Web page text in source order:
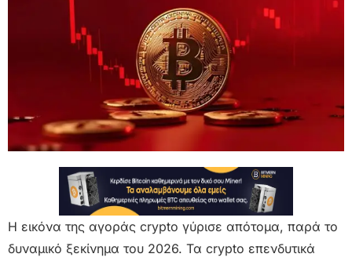
Η εικόνα της αγοράς crypto γύρισε απότομα, παρά το
δυναμικό ξεκίνημα του 2026. Τα crypto επενδυτικά